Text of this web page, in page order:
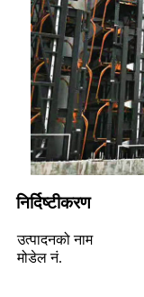
निर्दिष्टीकरण
उत्पादनको नाम
मोडेल नं.